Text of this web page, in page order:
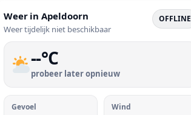
Weer in Apeldoorn
Weer tijdelijk niet beschikbaar
OFFLINE
--°C
probeer later opnieuw
Gevoel Wind